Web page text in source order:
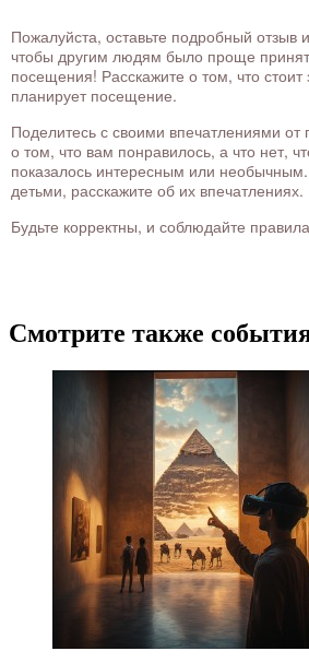
Пожалуйста, оставьте подробный отзыв
чтобы другим людям было проще
посещения! Расскажите о том, что стоит
планирует посещение.
Поделитесь с своими впечатлениями
о том, что вам понравилось, а что нет,
показалось интересным или
детьми, расскажите об их впечатлениях.
Будьте корректны, и соблюдайте
Смотрите также